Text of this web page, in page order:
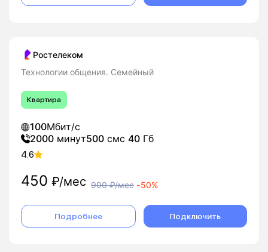
Ростелеком
Технологии общения. Семейный
Квартира
100Мбит/с
2000 минут500 смс 40 Гб
4.6
450 ₽/мес 900₽/мес -50%
Подробнее Подключить